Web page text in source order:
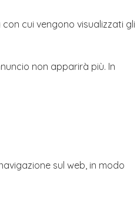
cui vengono visualizzati gli
non apparirà più. In
sul web, in modo